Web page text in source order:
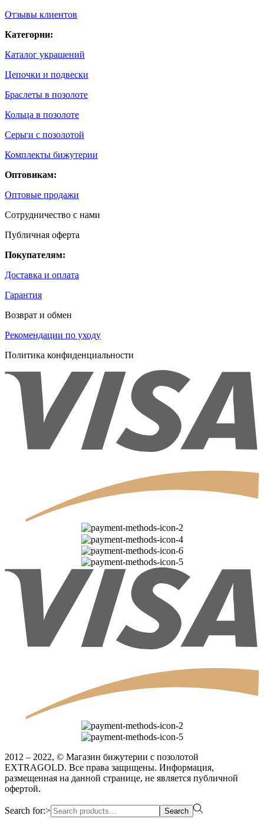
Отзывы клиентов
Категории:
Каталог украшений
Цепочки и подвески
Браслеты в позолоте
Кольца в позолоте
Серьги с позолотой
Комплекты бижутерии
Оптовикам:
Оптовые продажи
Сотрудничество с нами
Публичная оферта
Покупателям:
Доставка и оплата
Гарантия
Возврат и обмен
Рекомендации по уходу
Политика конфиденциальности
2012 – 2022, © Магазин бижутерии с позолотой
EXTRAGOLD. Все права защищены. Информация,
размещенная на данной странице, не является публичной
офертой.
Search for:> Search